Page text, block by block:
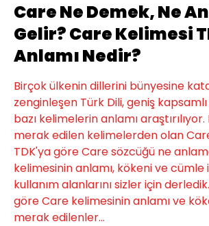
Care Ne Demek, Ne
Gelir? Care Kelimesi
Anlamı Nedir?
Birçok ülkenin dillerini bünyesine
zenginleşen Türk Dili, geniş
bazı kelimelerin anlamı araştırılıyor.
merak edilen kelimelerden olan
TDK'ya göre Care sözcüğü ne
kelimesinin anlamı, kökeni ve cümle
kullanım alanlarını sizler için
göre Care kelimesinin anlamı ve
merak edilenler...